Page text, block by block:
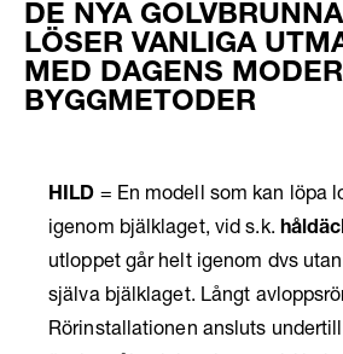
DE NYA
LÖSER VANLIGA
MED DAGENS
BYGGMETODER
HILD = En modell som kan löpa
igenom bjälklaget, vid s.k.
utloppet går helt igenom dvs
själva bjälklaget. Långt
Rörinstallationen ansluts